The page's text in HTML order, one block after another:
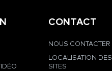
CONTACT
NOUS CONTACTER
LOCALISATION DES
SITES